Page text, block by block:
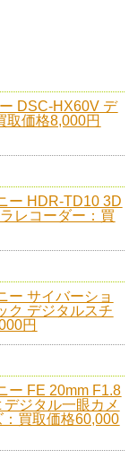
DSC-HX60V デ
取価格8,000円
ー HDR-TD10 3D
レコーダー：買
ー サイバーショ
ク デジタルスチ
円
ー FE 20mm F1.8
ジタル一眼カメ
買取価格60,000